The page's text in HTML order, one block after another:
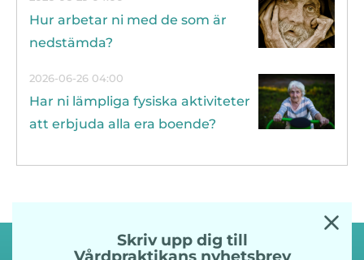
Hur arbetar ni med de som är
nedstämda?
2026-06-26 04:00
Har ni lämpliga fysiska aktiviteter
att erbjuda alla era boende?
Skriv upp dig till